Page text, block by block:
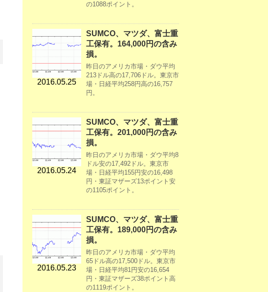
の1088ポイント。
2016.05.25
SUMCO、マツダ、富士重
工保有。164,000円の含み
損。
昨日のアメリカ市場・ダウ平均
213ドル高の17,706ドル。東京市
場・日経平均258円高の16,757
円。
2016.05.24
SUMCO、マツダ、富士重
工保有。201,000円の含み
損。
昨日のアメリカ市場・ダウ平均8
ドル安の17,492ドル。東京市
場・日経平均155円安の16,498
円・東証マザーズ13ポイント安
の1105ポイント。
2016.05.23
SUMCO、マツダ、富士重
工保有。189,000円の含み
損。
昨日のアメリカ市場・ダウ平均
65ドル高の17,500ドル。東京市
場・日経平均81円安の16,654
円・東証マザーズ38ポイント高
の1119ポイント。